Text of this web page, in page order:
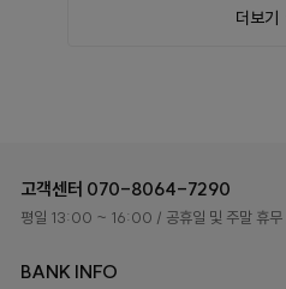
더보기
고객센터 070-8064-7290
평일 13:00 ~ 16:00 / 공휴일 및 주말 휴무
BANK INFO